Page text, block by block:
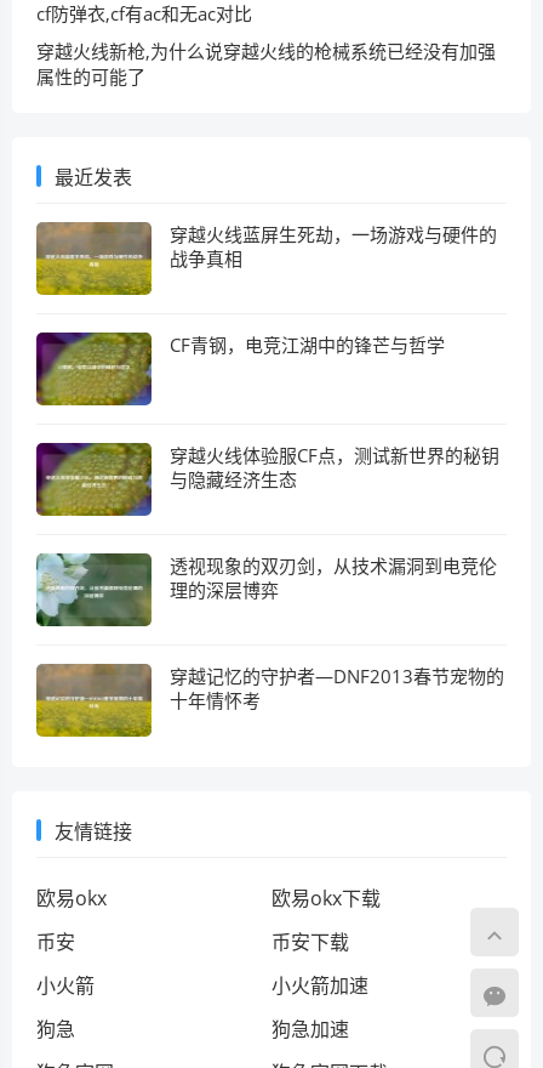
cf防弹衣,cf有ac和无ac对比
穿越火线新枪,为什么说穿越火线的枪械系统已经没有加强
属性的可能了
最近发表
穿越火线蓝屏生死劫，一场游戏与硬件的
战争真相
CF青钢，电竞江湖中的锋芒与哲学
穿越火线体验服CF点，测试新世界的秘钥
与隐藏经济生态
透视现象的双刃剑，从技术漏洞到电竞伦
理的深层博弈
穿越记忆的守护者—DNF2013春节宠物的
十年情怀考
友情链接
欧易okx
欧易okx下载
币安
币安下载
小火箭
小火箭加速
狗急
狗急加速